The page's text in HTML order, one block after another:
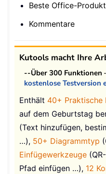
Beste Office-
Kommentare
Kutools macht Ihre
--Über 300 Funktionen
kostenlose Testversion
Enthält 40+ Praktische
auf dem Geburtstag
(Text hinzufügen,
…), 50+ Diagrammtyp
Einfügewerkzeuge
Pfad einfügen …), 12